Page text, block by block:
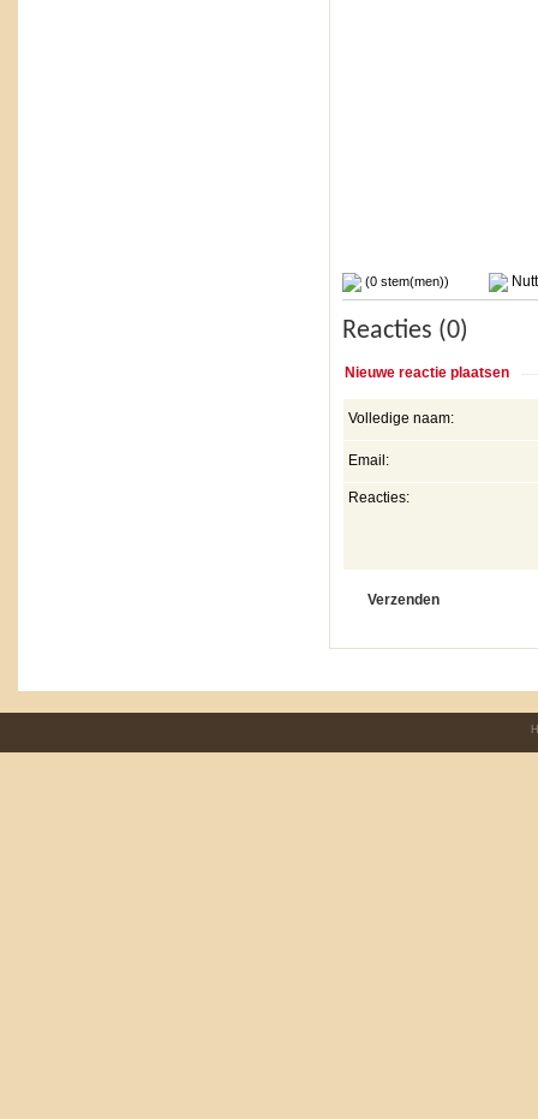
(0 stem(men))
Reacties (0)
Nieuwe reactie plaatsen
Volledige naam:
Email:
Reacties: